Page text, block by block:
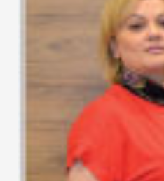
LIBRARY
STUDENT LIFE
CONTACT US